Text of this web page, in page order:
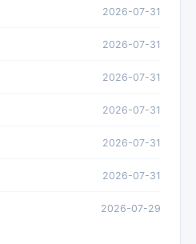
2026-07-31
2026-07-31
2026-07-31
2026-07-31
2026-07-31
2026-07-31
2026-07-29